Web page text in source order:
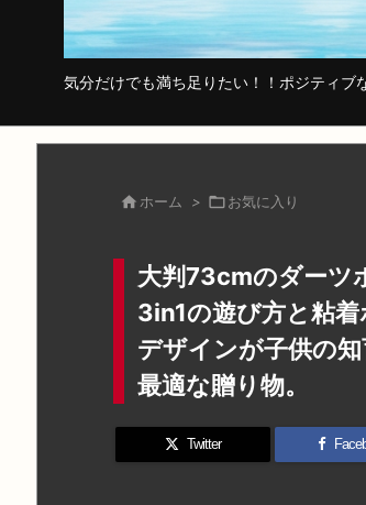
気分だけでも満ち足りたい！！ポジティブ
 ホーム > お気に入り
大判73cmのダーツ
3in1の遊び方と粘
デザインが子供の
最適な贈り物。
Twitter